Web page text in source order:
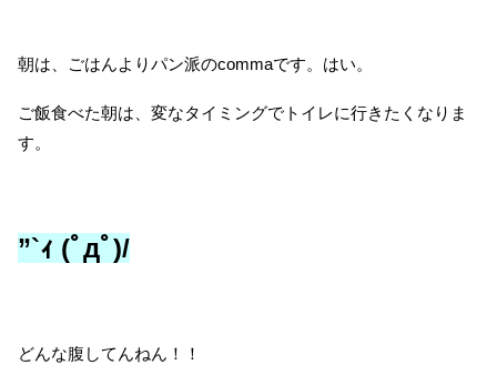
朝は、ごはんよりパン派のcommaです。はい。
ご飯食べた朝は、変なタイミングでトイレに行きたくなりま
す。
”`ｨ (ﾟдﾟ)/
どんな腹してんねん！！